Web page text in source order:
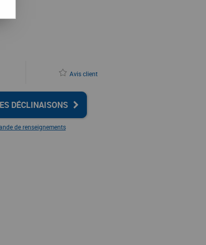
Avis client
DÉCLINAISONS
de renseignements